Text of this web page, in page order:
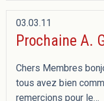
03.03.11
Prochaine A.
Chers Membres
tous avez bien
remercions pour le…